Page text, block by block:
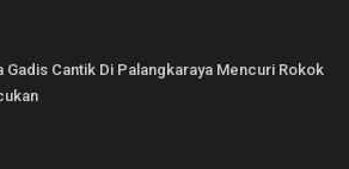
Gadis Cantik Di Palangkaraya Mencuri Rokok